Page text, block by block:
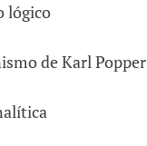
lógico
de Karl Popper